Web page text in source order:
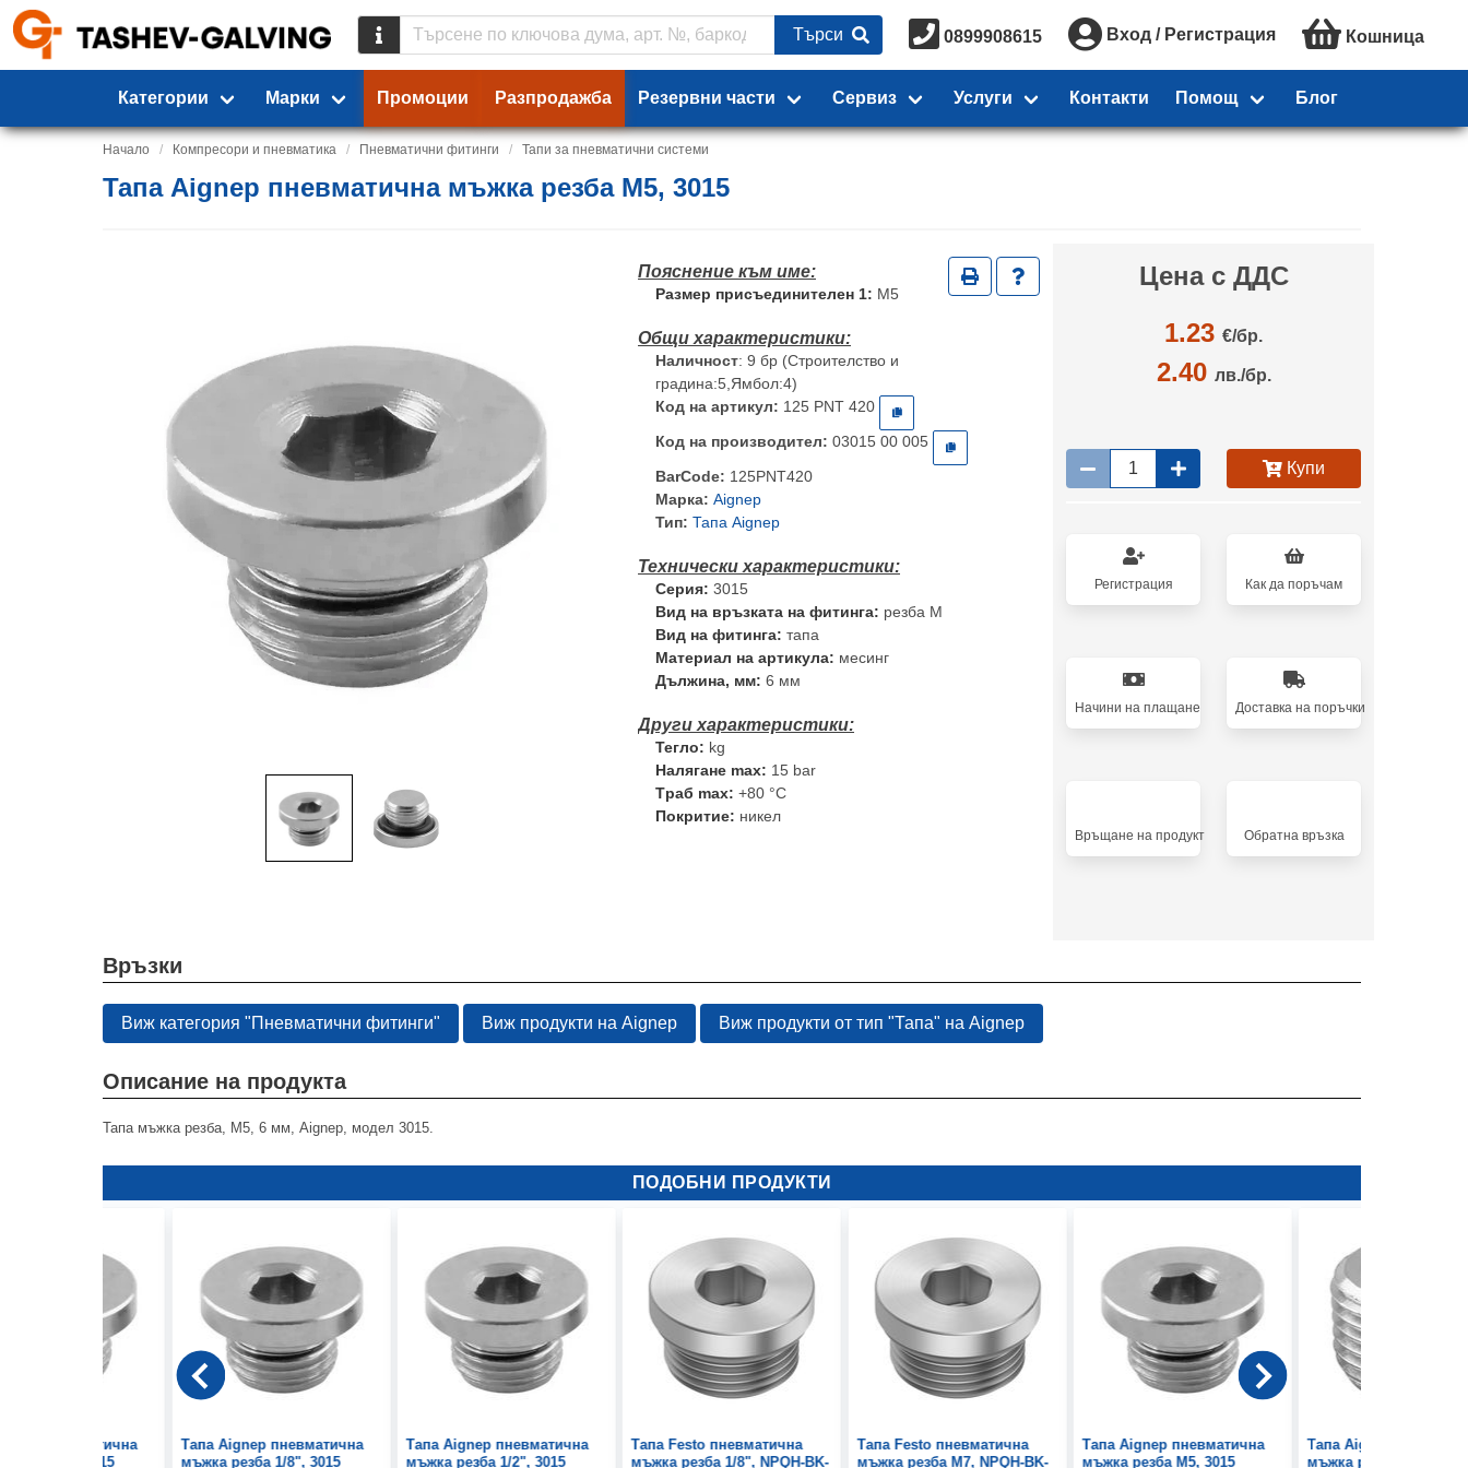
Търси 0899908615 Вход / Регистрация Кошница
Категории Марки Промоции Разпродажба Резервни части Сервиз Услуги Контакти Помощ Блог
Начало Компресори и пневматика Пневматични фитинги Тапи за пневматични системи
Тапа Aignep пневматична мъжка резба М5, 3015
Размер присъединителен 1: М5
Наличност: 9 бр (Строителство и
градина:5,Ямбол:4)
Код на артикул: 125 PNT 420
Код на производител: 03015 00 005
BarCode: 125PNT420
Марка: Aignep
Тип: Тапа Aignep
Серия: 3015
Вид на връзката на фитинга: резба М
Вид на фитинга: тапа
Материал на артикула: месинг
Дължина, мм: 6 мм
Тегло: kg
Налягане max: 15 bar
Tраб max: +80 °C
Покритие: никел
Цена с ДДС
1.23 €/бр.
2.40 лв./бр.
Купи
Регистрация Как да поръчам
Начини на плащане Доставка на поръчки
Връщане на продукт Oбратна връзка
Връзки
Виж категория "Пневматични фитинги" Виж продукти на Aignep Виж продукти от тип "Тапа" на Aignep
Описание на продукта
Тапа мъжка резба, М5, 6 мм, Aignep, модел 3015.
ПОДОБНИ ПРОДУКТИ
пневматична
1/4", 3015
Тапа Aignep пневматична
мъжка резба 1/8", 3015
Тапа Aignep пневматична
мъжка резба 1/2", 3015
Тапа Festo пневматична
мъжка резба 1/8", NPQH-BK-
Тапа Festo пневматична
мъжка резба М7, NPQH-BK-
Тапа Aignep пневматична
мъжка резба М5, 3015
Тапа Aignep
мъжка резба 1/2", 3025